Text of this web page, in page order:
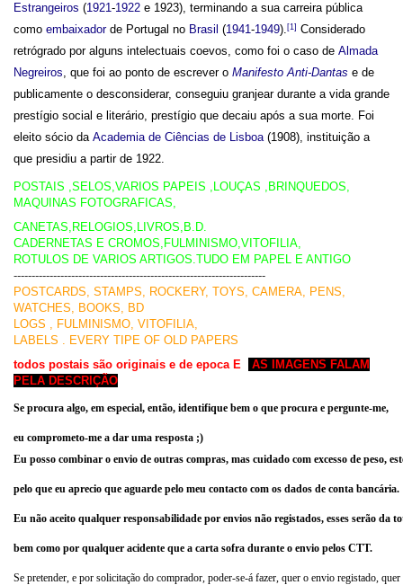
Estrangeiros (1921-1922 e 1923), terminando a sua carreira pública
como embaixadorde Portugal no Brasil (1941-1949). [1] Considerado
retrógrado por alguns intelectuais coevos, como foi o caso de Almada
Negreiros, que foi ao ponto de escrever o Manifesto Anti-Dantas e de
publicamente o desconsiderar, conseguiu granjear durante a vida grande
prestígio social e literário, prestígio que decaiu após a sua morte. Foi
eleito sócio da Academia de Ciências de Lisboa(1908), instituição a
que presidiu a partir de 1922.
POSTAIS ,SELOS,VARIOS PAPEIS ,LOUÇAS ,BRINQUEDOS,
MAQUINAS FOTOGRAFICAS,
CANETAS,RELOGIOS,LIVROS,B.D.
CADERNETAS E CROMOS,FULMINISMO,VITOFILIA,
ROTULOS DE VARIOS ARTIGOS.TUDO EM PAPEL E ANTIGO
----------------------------------------------------------------------
POSTCARDS, STAMPS, ROCKERY, TOYS, CAMERA, PENS,
WATCHES, BOOKS, BD
LOGS , FULMINISMO, VITOFILIA,
LABELS . EVERY TIPE OF OLD PAPERS
todos postais são originais e de epoca E
AS IMAGENS FALAM
PELA DESCRIÇÃO
Se procura algo, em especial, então, identifique bem o que procura e pergunte-me,
eu comprometo-me a dar uma resposta ;)
Eu posso combinar o envio de outras compras, mas cuidado com excesso de peso,
pelo que eu aprecio que aguarde pelo meu contacto com os dados de conta bancária.
Eu não aceito qualquer responsabilidade por envios não registados, esses serão da
bem como por qualquer acidente que a carta sofra durante o envio pelos CTT.
Se pretender, e por solicitação do comprador, poder-se-á fazer, quer o envio registado,